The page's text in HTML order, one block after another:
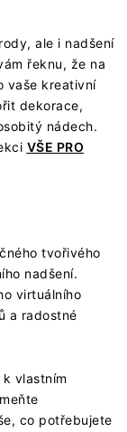
ale i nadšení
řeknu, že na
vaše kreativní
dekorace,
nádech.
VŠE PRO
tvořivého
nadšení.
virtuálního
a radostné
vlastním
co potřebujete